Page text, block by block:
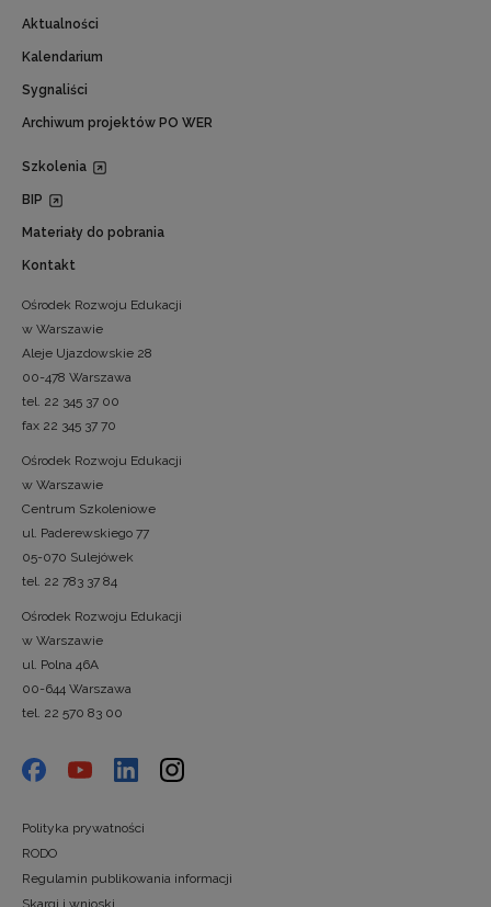
Aktualności
Kalendarium
Sygnaliści
Archiwum projektów PO WER
Szkolenia
BIP
Materiały do pobrania
Kontakt
Ośrodek Rozwoju Edukacji
w Warszawie
Aleje Ujazdowskie 28
00-478 Warszawa
tel. 22 345 37 00
fax 22 345 37 70
Ośrodek Rozwoju Edukacji
w Warszawie
Centrum Szkoleniowe
ul. Paderewskiego 77
05-070 Sulejówek
tel. 22 783 37 84
Ośrodek Rozwoju Edukacji
w Warszawie
ul. Polna 46A
00-644 Warszawa
tel. 22 570 83 00
Polityka prywatności
RODO
Regulamin publikowania informacji
Skargi i wnioski